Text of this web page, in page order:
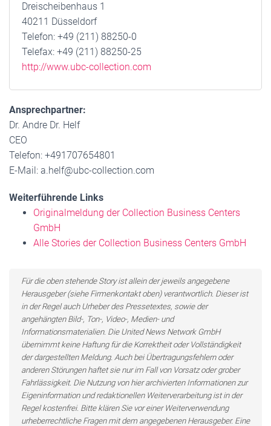
Dreischeibenhaus 1
40211 Düsseldorf
Telefon: +49 (211) 88250-0
Telefax: +49 (211) 88250-25
http://www.ubc-collection.com
Ansprechpartner:
Dr. Andre Dr. Helf
CEO
Telefon: +491707654801
E-Mail: a.helf@ubc-collection.com
Weiterführende Links
Originalmeldung der Collection Business Centers
GmbH
Alle Stories der Collection Business Centers GmbH
Für die oben stehende Story ist allein der jeweils angegebene
Herausgeber (siehe Firmenkontakt oben) verantwortlich. Dieser ist
in der Regel auch Urheber des Pressetextes, sowie der
angehängten Bild-, Ton-, Video-, Medien- und
Informationsmaterialien. Die United News Network GmbH
übernimmt keine Haftung für die Korrektheit oder Vollständigkeit
der dargestellten Meldung. Auch bei Übertragungsfehlern oder
anderen Störungen haftet sie nur im Fall von Vorsatz oder grober
Fahrlässigkeit. Die Nutzung von hier archivierten Informationen zur
Eigeninformation und redaktionellen Weiterverarbeitung ist in der
Regel kostenfrei. Bitte klären Sie vor einer Weiterverwendung
urheberrechtliche Fragen mit dem angegebenen Herausgeber. Eine